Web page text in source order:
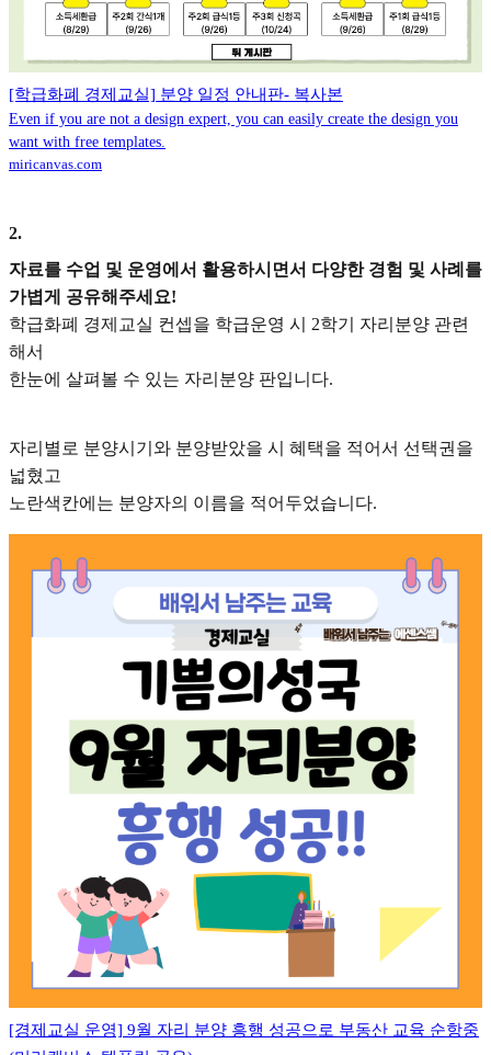
[학급화폐 경제교실] 분양 일정 안내판- 복사본
Even if you are not a design expert, you can easily create the design you
want with free templates.
miricanvas.com
2.
자료를 수업 및 운영에서 활용하시면서 다양한 경험 및 사례를
가볍게 공유해주세요!
학급화폐 경제교실 컨셉을 학급운영 시 2학기 자리분양 관련
해서
한눈에 살펴볼 수 있는 자리분양 판입니다.
자리별로 분양시기와 분양받았을 시 혜택을 적어서 선택권을
넓혔고
노란색칸에는 분양자의 이름을 적어두었습니다.
[경제교실 운영] 9월 자리 분양 흥행 성공으로 부동산 교육 순항중